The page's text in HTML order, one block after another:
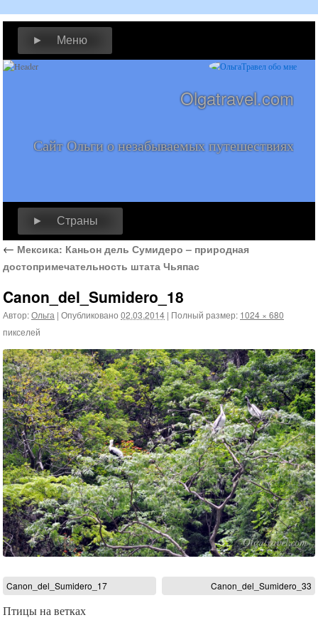
► Меню
Olgatravel.com
Сайт Ольги о незабываемых путешествиях
► Страны
← Мексика: Каньон дель Сумидеро – природная
достопримечательность штата Чьяпас
Canon_del_Sumidero_18
Автор:Ольга | Опубликовано 02.03.2014 | Полный размер: 1024 × 680
пикселей
Canon_del_Sumidero_17 Canon_del_Sumidero_33
Птицы на ветках